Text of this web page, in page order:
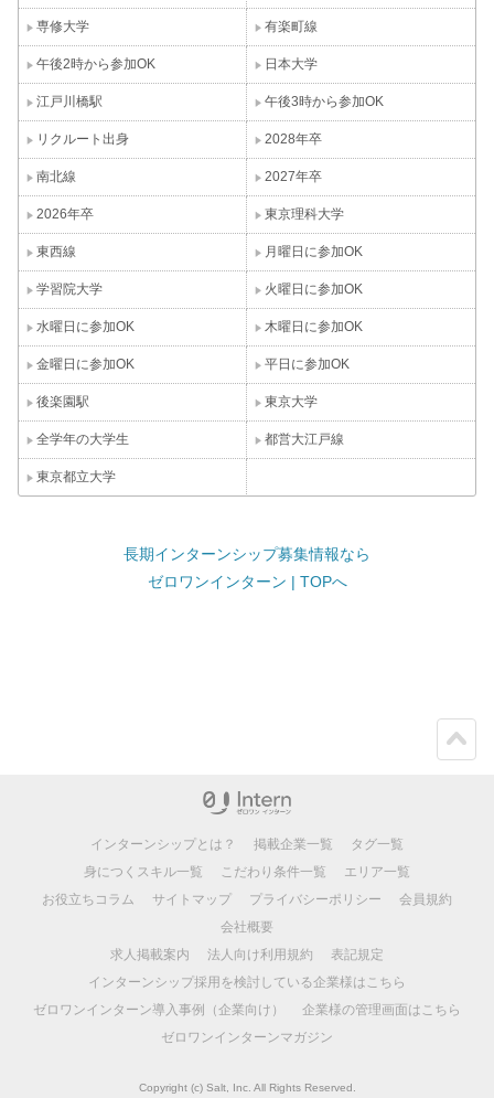
専修大学 有楽町線
午後2時から参加OK 日本大学
江戸川橋駅 午後3時から参加OK
リクルート出身 2028年卒
南北線 2027年卒
2026年卒 東京理科大学
東西線 月曜日に参加OK
学習院大学 火曜日に参加OK
水曜日に参加OK 木曜日に参加OK
金曜日に参加OK 平日に参加OK
後楽園駅 東京大学
全学年の大学生 都営大江戸線
東京都立大学
長期インターンシップ募集情報なら
ゼロワンインターン | TOPへ
インターンシップとは？ 掲載企業一覧
タグ一覧
身につくスキル一覧
こだわり条件一覧
エリア一覧
お役立ちコラム
サイトマップ プライバシーポリシー
会員規約
会社概要
求人掲載案内
法人向け利用規約
表記規定
インターンシップ採用を検討している企業様はこちら
ゼロワンインターン導入事例（企業向け）
企業様の管理画面はこちら
ゼロワンインターンマガジン
Copyright (c) Salt, Inc. All Rights Reserved.